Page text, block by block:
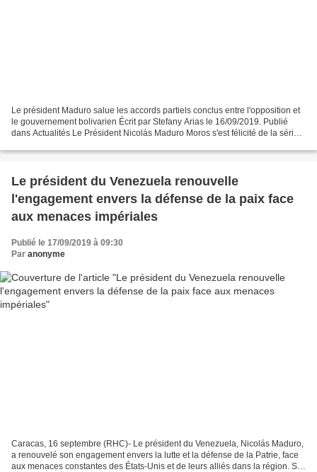
Le président Maduro salue les accords partiels conclus entre l'opposition et
le gouvernement bolivarien Écrit par Stefany Arias le 16/09/2019. Publié
dans Actualités Le Président Nicolás Maduro Moros s'est félicité de la série
Le président du Venezuela renouvelle
l'engagement envers la défense de la paix face
aux menaces impériales
Publié le 17/09/2019 à 09:30
Par anonyme
Caracas, 16 septembre (RHC)- Le président du Venezuela, Nicolás Maduro,
a renouvelé son engagement envers la lutte et la défense de la Patrie, face
aux menaces constantes des États-Unis et de leurs alliés dans la région. Sur